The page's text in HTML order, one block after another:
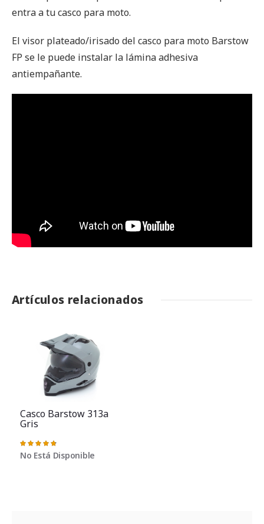
entra a tu casco para moto.
El visor plateado/irisado del casco para moto Barstow
FP se le puede instalar la lámina adhesiva
antiempañante.
Artículos relacionados
Casco Barstow 313a
Gris
Valoración:
97%
No Está Disponible